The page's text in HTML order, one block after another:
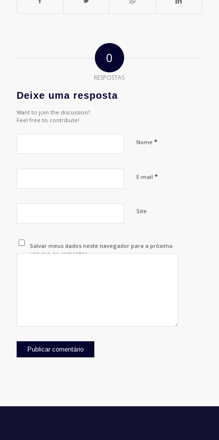
0
RESPOSTAS
Deixe uma resposta
Want to join the discussion?
Feel free to contribute!
Nome *
E-mail *
Site
Salvar meus dados neste navegador para a próxima
vez que eu comentar.